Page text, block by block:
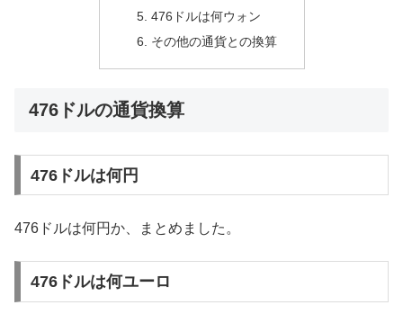
476ドルは何ウォン
その他の通貨との換算
476ドルの通貨換算
476ドルは何円
476ドルは何円か、まとめました。
476ドルは何ユーロ